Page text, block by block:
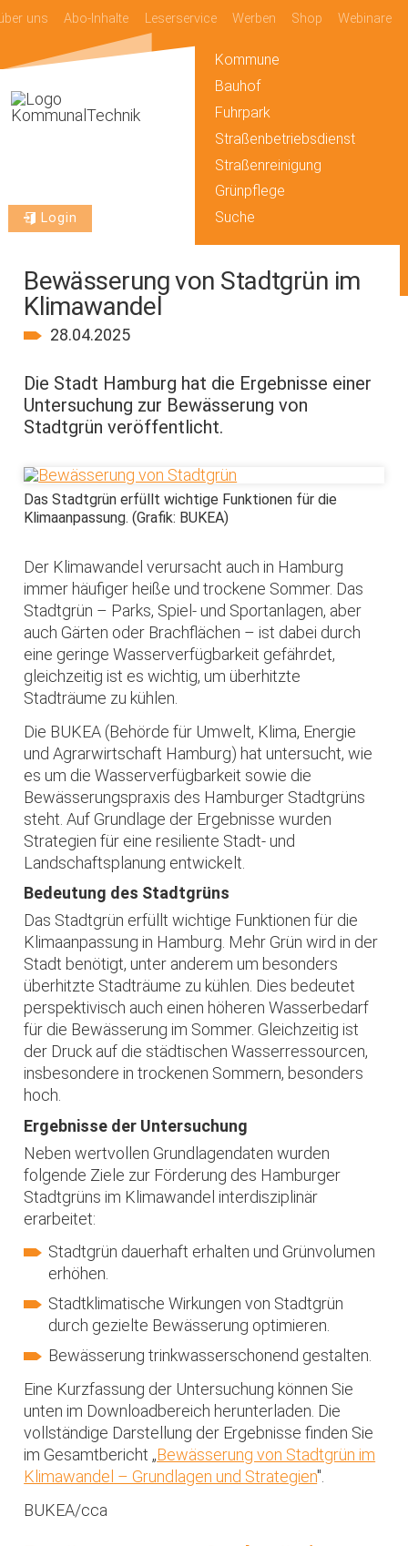
uns Abo-Inhalte Leserservice Werben Shop Webinare
Login
Kommune
Bauhof
Fuhrpark
Straßenbetriebsdienst
Straßenreinigung
Grünpflege
Suche
Bewässerung von Stadtgrün im
Klimawandel
28.04.2025
Die Stadt Hamburg hat die Ergebnisse einer
Untersuchung zur Bewässerung von
Stadtgrün veröffentlicht.
Das Stadtgrün erfüllt wichtige Funktionen für die
Klimaanpassung. (Grafik: BUKEA)
Der Klimawandel verursacht auch in Hamburg
immer häufiger heiße und trockene Sommer. Das
Stadtgrün – Parks, Spiel- und Sportanlagen, aber
auch Gärten oder Brachflächen – ist dabei durch
eine geringe Wasserverfügbarkeit gefährdet,
gleichzeitig ist es wichtig, um überhitzte
Stadträume zu kühlen.
Die BUKEA (Behörde für Umwelt, Klima, Energie
und Agrarwirtschaft Hamburg) hat untersucht, wie
es um die Wasserverfügbarkeit sowie die
Bewässerungspraxis des Hamburger Stadtgrüns
steht. Auf Grundlage der Ergebnisse wurden
Strategien für eine resiliente Stadt- und
Landschaftsplanung entwickelt.
Bedeutung des Stadtgrüns
Das Stadtgrün erfüllt wichtige Funktionen für die
Klimaanpassung in Hamburg. Mehr Grün wird in der
Stadt benötigt, unter anderem um besonders
überhitzte Stadträume zu kühlen. Dies bedeutet
perspektivisch auch einen höheren Wasserbedarf
für die Bewässerung im Sommer. Gleichzeitig ist
der Druck auf die städtischen Wasserressourcen,
insbesondere in trockenen Sommern, besonders
hoch.
Ergebnisse der Untersuchung
Neben wertvollen Grundlagendaten wurden
folgende Ziele zur Förderung des Hamburger
Stadtgrüns im Klimawandel interdisziplinär
erarbeitet:
Stadtgrün dauerhaft erhalten und Grünvolumen
erhöhen.
Stadtklimatische Wirkungen von Stadtgrün
durch gezielte Bewässerung optimieren.
Bewässerung trinkwasserschonend gestalten.
Eine Kurzfassung der Untersuchung können Sie
unten im Downloadbereich herunterladen. Die
vollständige Darstellung der Ergebnisse finden Sie
im Gesamtbericht „Bewässerung von Stadtgrün im
Klimawandel – Grundlagen und Strategien".
BUKEA/cca